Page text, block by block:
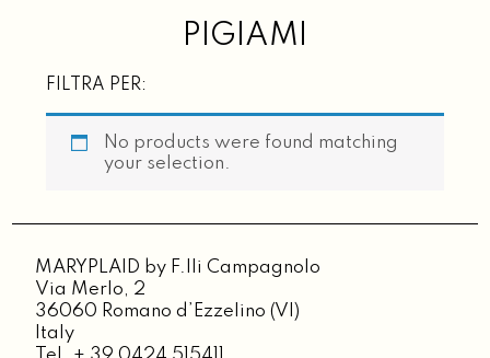
PIGIAMI
FILTRA PER:
No products were found matching
your selection.
MARYPLAID by F.lli Campagnolo
Via Merlo, 2
36060 Romano d’Ezzelino (VI)
Italy